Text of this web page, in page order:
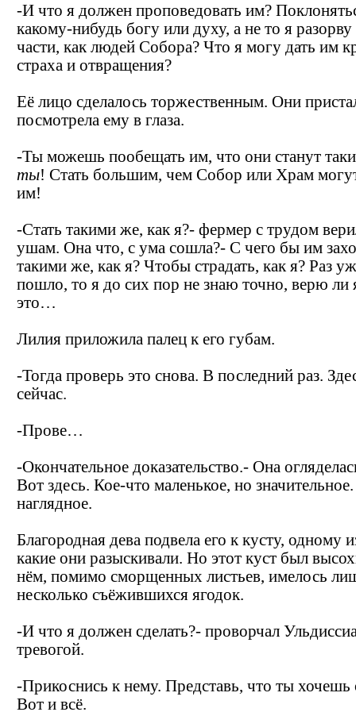
-И что я должен проповедовать им?
какому-нибудь богу или духу, а не то я
части, как людей Собора? Что я могу дать им
страха и отвращения?
Её лицо сделалось торжественным. Они
посмотрела ему в глаза.
-Ты можешь пообещать им, что они станут
ты! Стать большим, чем Собор или Храм
им!
-Стать такими же, как я?- фермер с трудом
ушам. Она что, с ума сошла?- С чего бы им
такими же, как я? Чтобы страдать, как я? Раз
пошло, то я до сих пор не знаю точно, верю ли
это…
Лилия приложила палец к его губам.
-Тогда проверь это снова. В последний раз.
сейчас.
-Прове…
-Окончательное доказательство.- Она
Вот здесь. Кое-что маленькое, но
наглядное.
Благородная дева подвела его к кусту, одному
какие они разыскивали. Но этот куст был
нём, помимо сморщенных листьев, имелось
несколько съёжившихся ягодок.
-И что я должен сделать?- проворчал
тревогой.
-Прикоснись к нему. Представь, что ты хочешь
Вот и всё.